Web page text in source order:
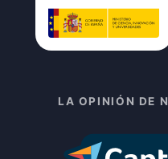
LA OPINIÓN DE